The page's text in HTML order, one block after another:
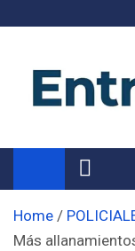
Noticias
Información de
Home
Más